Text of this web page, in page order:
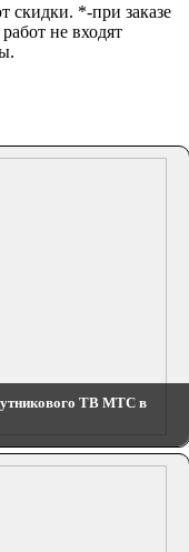
скидки. *-при заказе
не входят
ТВ МТС в